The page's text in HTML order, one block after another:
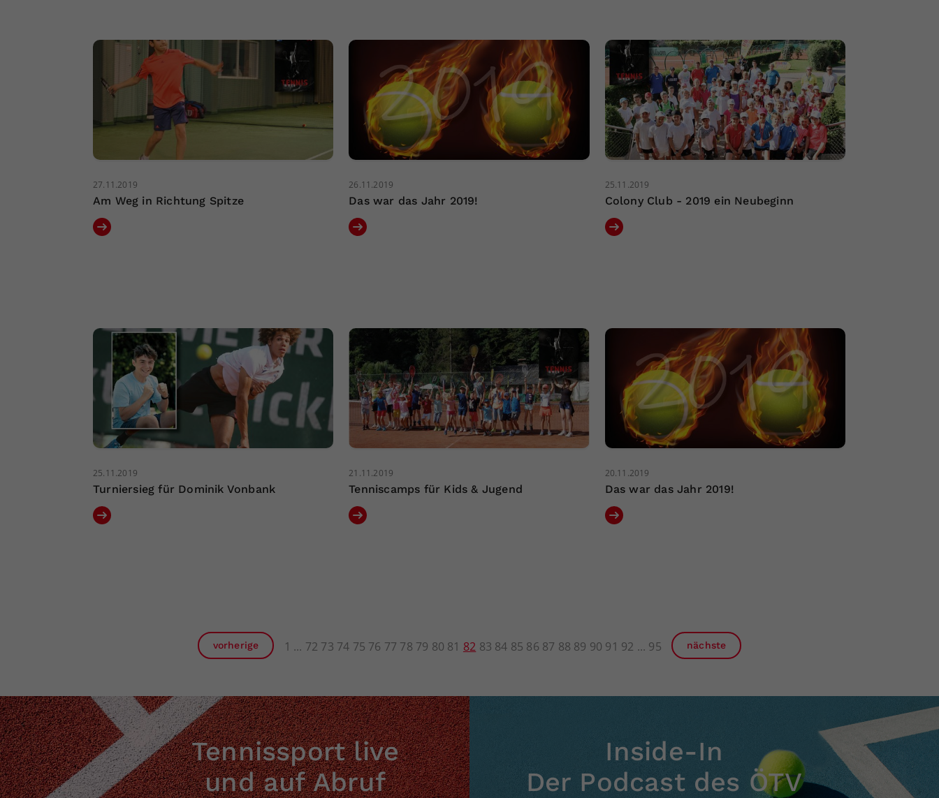
27.11.2019
Am Weg in Richtung Spitze
26.11.2019
Das war das Jahr 2019!
25.11.2019
Colony Club - 2019 ein Neubeginn
25.11.2019
Turniersieg für Dominik Vonbank
21.11.2019
Tenniscamps für Kids & Jugend
20.11.2019
Das war das Jahr 2019!
vorherige 1 72 73 74 75 76 77 78 79 80 81 82 83 84 85 86 87 88 89 90 91 92 95 nächste
Tennissport live
und auf Abruf
Inside-In
Der Podcast des ÖTV